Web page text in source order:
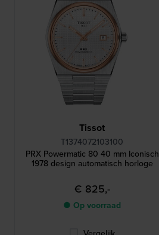
Tissot
T1374072103100
PRX Powermatic 80 40 mm Iconisch
1978 design automatisch horloge
€ 825,-
● Op voorraad